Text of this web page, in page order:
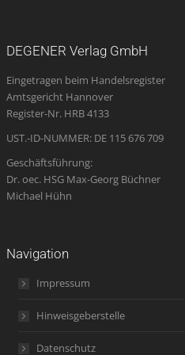
new
window
new
window
new
window
opens
in
new
new
DEGENER Verlag GmbH
Eingetragen beim Handelsregister
Amtsgericht Hannover
Register-Nr. HRB 4133
UST.-ID-NUMMER: DE 115 676 709
Geschäftsführung:
Dr. oec. HSG Max-Georg Büchner
Michael Hühn
Navigation
Impressum
Hinweisgeberstelle
Datenschutz